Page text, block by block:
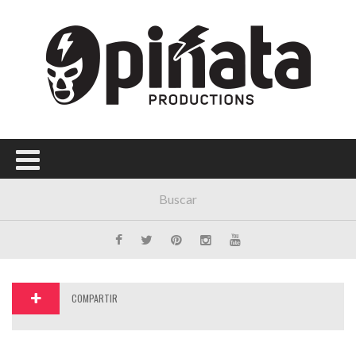
Menú Principal
PORTADA
CONCIERTOS
FESTIVALES
COMPARTIR